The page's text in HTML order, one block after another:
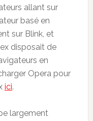
allant sur
basé en
sur Blink, et
disposait de
en
Opera pour
ici.
largement